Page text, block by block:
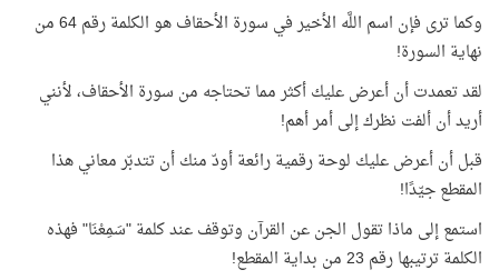
وكما ترى فإن اسم اللَّه الأخير في سورة الأحقاف هو الكلمة رقم 64 من
نهاية السورة!
لقد تعمدت أن أعرض عليك أكثر مما تحتاجه من سورة الأحقاف، لأنني
أريد أن ألفت نظرك إلى أمر أهم!
قبل أن أعرض عليك لوحة رقمية رائعة أودّ منك أن تتدبّر معاني هذا
المقطع جيّدًا!
استمع إلى ماذا تقول الجن عن القرآن وتوقف عند كلمة "سَمِعْنَا" فهذه
الكلمة ترتيبها رقم 23 من بداية المقطع!